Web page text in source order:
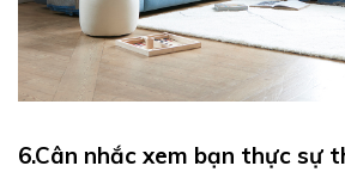
6.Cân nhắc xem bạn thực sự